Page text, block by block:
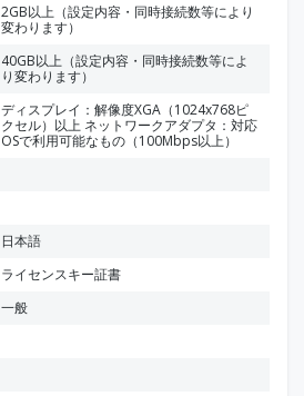
2GB以上（設定内容・同時接続数等により
変わります）
40GB以上（設定内容・同時接続数等によ
り変わります）
ディスプレイ：解像度XGA（1024x768ピ
クセル）以上 ネットワークアダプタ：対応
OSで利用可能なもの（100Mbps以上）
日本語
ライセンスキー証書
一般